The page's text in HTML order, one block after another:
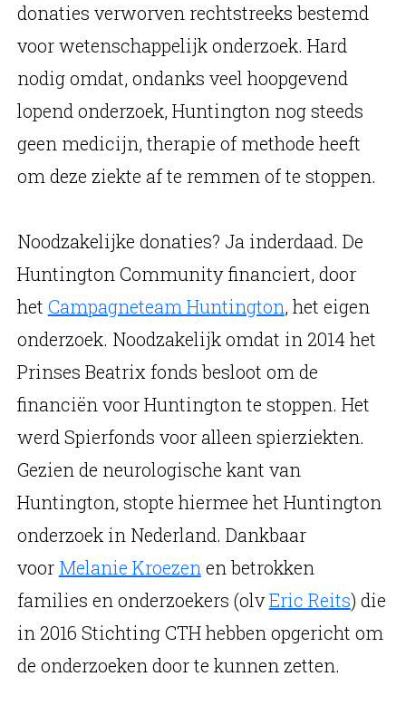
donaties verworven rechtstreeks bestemd
voor wetenschappelijk onderzoek. Hard
nodig omdat, ondanks veel hoopgevend
lopend onderzoek, Huntington nog steeds
geen medicijn, therapie of methode heeft
om deze ziekte af te remmen of te stoppen.
Noodzakelijke donaties? Ja inderdaad. De
Huntington Community financiert, door
het Campagneteam Huntington, het eigen
onderzoek. Noodzakelijk omdat in 2014 het
Prinses Beatrix fonds besloot om de
financiën voor Huntington te stoppen. Het
werd Spierfonds voor alleen spierziekten.
Gezien de neurologische kant van
Huntington, stopte hiermee het Huntington
onderzoek in Nederland. Dankbaar
voor Melanie Kroezen en betrokken
families en onderzoekers (olvEric Reits) die
in 2016 Stichting CTH hebben opgericht om
de onderzoeken door te kunnen zetten.